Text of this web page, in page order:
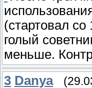
(стартовал
голый
меньше.
3 Danya